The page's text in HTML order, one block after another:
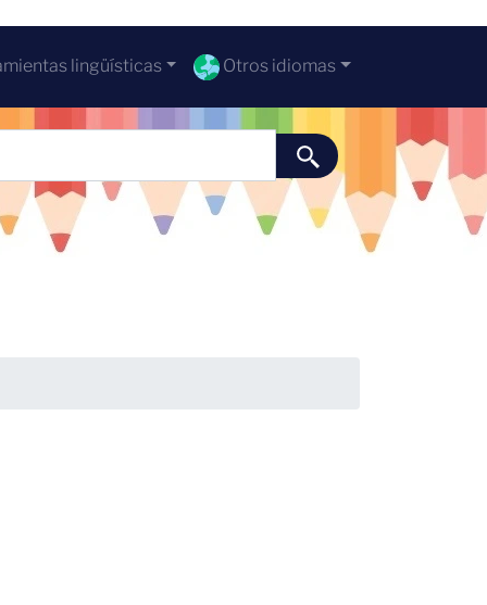
lingüísticas Otros idiomas